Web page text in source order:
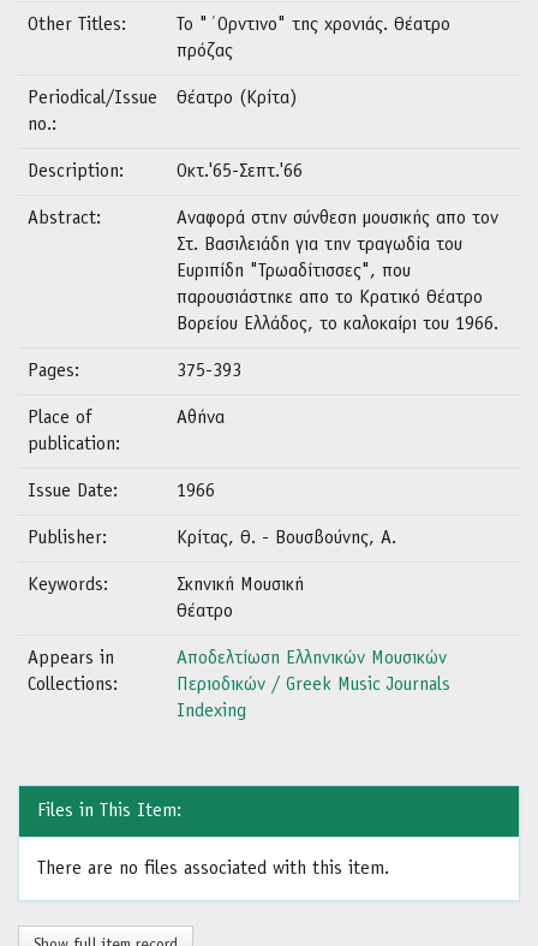
Other Titles:
To "΄Ορντινο" της χρονιάς. Θέατρο
πρόζας
Periodical/Issue
no.:
Θέατρο (Κρίτα)
Description: Οκτ.'65-Σεπτ.'66
Abstract:
Αναφορά στην σύνθεση μουσικής απο τον
Στ. Βασιλειάδη για την τραγωδία του
Ευριπίδη "Τρωαδίτισσες", που
παρουσιάστηκε απο το Κρατικό Θέατρο
Βορείου Ελλάδος, το καλοκαίρι του 1966.
Pages: 375-393
Place of
publication:
Αθήνα
Issue Date: 1966
Publisher: Κρίτας, Θ. - Βουσβούνης, Α.
Keywords:
Σκηνική Μουσική
Θέατρο
Appears in
Collections:
Αποδελτίωση Ελληνικών Μουσικών
Περιοδικών / Greek Music Journals
Indexing
Files in This Item:
There are no files associated with this item.